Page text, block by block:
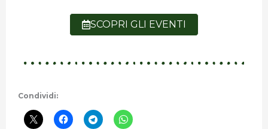
SCOPRI GLI EVENTI
Condividi: